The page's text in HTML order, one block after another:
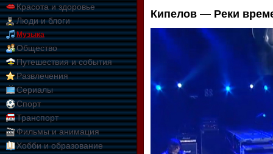
Красота и здоровье
Люди и блоги
Музыка
Общество
Путешествия и события
Развлечения
Сериалы
Спорт
Транспорт
Фильмы и анимация
Хобби и образование
Кипелов — Реки